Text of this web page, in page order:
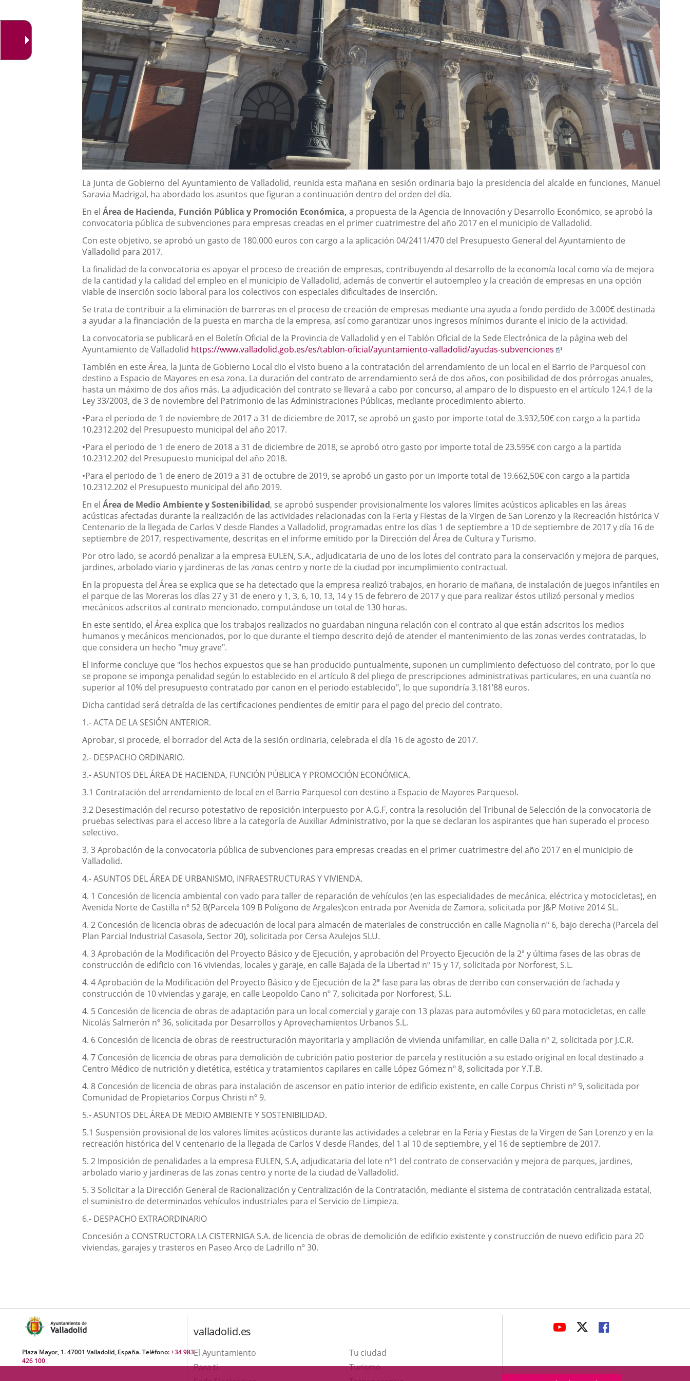
Descripción
La Junta de Gobierno del Ayuntamiento de Valladolid, reunida esta mañana en sesión ordinaria bajo la presidencia del alcalde en funciones, Manuel
Saravia Madrigal, ha abordado los asuntos que figuran a continuación dentro del orden del día.
En elÁrea de Hacienda, Función Pública y Promoción Económica,a propuesta de la Agencia de Innovación y Desarrollo Económico, se aprobó la
convocatoria pública de subvenciones para empresas creadas en el primer cuatrimestre del año 2017 en el municipio de Valladolid.
Con este objetivo, se aprobó un gasto de 180.000 euros con cargo a la aplicación 04/2411/470 del Presupuesto General del Ayuntamiento de
Valladolid para 2017.
La finalidad de la convocatoria es apoyar el proceso de creación de empresas, contribuyendo al desarrollo de la economía local como vía de mejora
de la cantidad y la calidad del empleo en el municipio de Valladolid, además de convertir el autoempleo y la creación de empresas en una opción
viable de inserción socio laboral para los colectivos con especiales dificultades de inserción.
Se trata de contribuir a la eliminación de barreras en el proceso de creación de empresas mediante una ayuda a fondo perdido de 3.000€ destinada
a ayudar a la financiación de la puesta en marcha de la empresa, así como garantizar unos ingresos mínimos durante el inicio de la actividad.
La convocatoria se publicará en el Boletín Oficial de la Provincia de Valladolid y en el Tablón Oficial de la Sede Electrónica de la página web del
Ayuntamiento de Valladolid https://www.valladolid.gob.es/es/tablon-oficial/ayuntamiento-valladolid/ayudas-subvenciones
una
aplicación
externa.
También en este Área, la Junta de Gobierno Local dio el visto bueno a la contratación del arrendamiento de un local en el Barrio de Parquesol con
destino a Espacio de Mayores en esa zona. La duración del contrato de arrendamiento será de dos años, con posibilidad de dos prórrogas anuales,
hasta un máximo de dos años más. La adjudicación del contrato se llevará a cabo por concurso, al amparo de lo dispuesto en el artículo 124.1 de la
Ley 33/2003, de 3 de noviembre del Patrimonio de las Administraciones Públicas, mediante procedimiento abierto.
•Para el periodo de 1 de noviembre de 2017 a 31 de diciembre de 2017, se aprobó un gasto por importe total de 3.932,50€ con cargo a la partida
10.2312.202 del Presupuesto municipal del año 2017.
•Para el periodo de 1 de enero de 2018 a 31 de diciembre de 2018, se aprobó otro gasto por importe total de 23.595€ con cargo a la partida
10.2312.202 del Presupuesto municipal del año 2018.
•Para el periodo de 1 de enero de 2019 a 31 de octubre de 2019, se aprobó un gasto por un importe total de 19.662,50€ con cargo a la partida
10.2312.202 el Presupuesto municipal del año 2019.
En elÁrea de Medio Ambiente y Sostenibilidad, se aprobó suspender provisionalmente los valores límites acústicos aplicables en las áreas
acústicas afectadas durante la realización de las actividades relacionadas con la Feria y Fiestas de la Virgen de San Lorenzo y la Recreación histórica V
Centenario de la llegada de Carlos V desde Flandes a Valladolid, programadas entre los días 1 de septiembre a 10 de septiembre de 2017 y día 16 de
septiembre de 2017, respectivamente, descritas en el informe emitido por la Dirección del Área de Cultura y Turismo.
Por otro lado, se acordó penalizar a la empresa EULEN, S.A., adjudicataria de uno de los lotes del contrato para la conservación y mejora de parques,
jardines, arbolado viario y jardineras de las zonas centro y norte de la ciudad por incumplimiento contractual.
En la propuesta del Área se explica que se ha detectado que la empresa realizó trabajos, en horario de mañana, de instalación de juegos infantiles en
el parque de las Moreras los días 27 y 31 de enero y 1, 3, 6, 10, 13, 14 y 15 de febrero de 2017 y que para realizar éstos utilizó personal y medios
mecánicos adscritos al contrato mencionado, computándose un total de 130 horas.
En este sentido, el Área explica que los trabajos realizados no guardaban ninguna relación con el contrato al que están adscritos los medios
humanos y mecánicos mencionados, por lo que durante el tiempo descrito dejó de atender el mantenimiento de las zonas verdes contratadas, lo
que considera un hecho "muy grave".
El informe concluye que "los hechos expuestos que se han producido puntualmente, suponen un cumplimiento defectuoso del contrato, por lo que
se propone se imponga penalidad según lo establecido en el artículo 8 del pliego de prescripciones administrativas particulares, en una cuantía no
superior al 10% del presupuesto contratado por canon en el periodo establecido", lo que supondría 3.181’88 euros.
Dicha cantidad será detraída de las certificaciones pendientes de emitir para el pago del precio del contrato.
1.- ACTA DE LA SESIÓN ANTERIOR.
Aprobar, si procede, el borrador del Acta de la sesión ordinaria, celebrada el día 16 de agosto de 2017.
2.- DESPACHO ORDINARIO.
3.- ASUNTOS DEL ÁREA DE HACIENDA, FUNCIÓN PÚBLICA Y PROMOCIÓN ECONÓMICA.
3.1 Contratación del arrendamiento de local en el Barrio Parquesol con destino a Espacio de Mayores Parquesol.
3.2 Desestimación del recurso potestativo de reposición interpuesto por A.G.F, contra la resolución del Tribunal de Selección de la convocatoria de
pruebas selectivas para el acceso libre a la categoría de Auxiliar Administrativo, por la que se declaran los aspirantes que han superado el proceso
selectivo.
3. 3 Aprobación de la convocatoria pública de subvenciones para empresas creadas en el primer cuatrimestre del año 2017 en el municipio de
Valladolid.
4.- ASUNTOS DEL ÁREA DE URBANISMO, INFRAESTRUCTURAS Y VIVIENDA.
4. 1 Concesión de licencia ambiental con vado para taller de reparación de vehículos (en las especialidades de mecánica, eléctrica y motocicletas), en
Avenida Norte de Castilla nº 52 B(Parcela 109 B Polígono de Argales)con entrada por Avenida de Zamora, solicitada por J&P Motive 2014 SL.
4. 2 Concesión de licencia obras de adecuación de local para almacén de materiales de construcción en calle Magnolia nº 6, bajo derecha (Parcela del
Plan Parcial Industrial Casasola, Sector 20), solicitada por Cersa Azulejos SLU.
4. 3 Aprobación de la Modificación del Proyecto Básico y de Ejecución, y aprobación del Proyecto Ejecución de la 2ª y última fases de las obras de
construcción de edificio con 16 viviendas, locales y garaje, en calle Bajada de la Libertad nº 15 y 17, solicitada por Norforest, S.L.
4. 4 Aprobación de la Modificación del Proyecto Básico y de Ejecución de la 2ª fase para las obras de derribo con conservación de fachada y
construcción de 10 viviendas y garaje, en calle Leopoldo Cano nº 7, solicitada por Norforest, S.L.
4. 5 Concesión de licencia de obras de adaptación para un local comercial y garaje con 13 plazas para automóviles y 60 para motocicletas, en calle
Nicolás Salmerón nº 36, solicitada por Desarrollos y Aprovechamientos Urbanos S.L.
4. 6 Concesión de licencia de obras de reestructuración mayoritaria y ampliación de vivienda unifamiliar, en calle Dalia nº 2, solicitada por J.C.R.
4. 7 Concesión de licencia de obras para demolición de cubrición patio posterior de parcela y restitución a su estado original en local destinado a
Centro Médico de nutrición y dietética, estética y tratamientos capilares en calle López Gómez nº 8, solicitada por Y.T.B.
4. 8 Concesión de licencia de obras para instalación de ascensor en patio interior de edificio existente, en calle Corpus Christi nº 9, solicitada por
Comunidad de Propietarios Corpus Christi nº 9.
5.- ASUNTOS DEL ÁREA DE MEDIO AMBIENTE Y SOSTENIBILIDAD.
5.1 Suspensión provisional de los valores límites acústicos durante las actividades a celebrar en la Feria y Fiestas de la Virgen de San Lorenzo y en la
recreación histórica del V centenario de la llegada de Carlos V desde Flandes, del 1 al 10 de septiembre, y el 16 de septiembre de 2017.
5. 2 Imposición de penalidades a la empresa EULEN, S.A, adjudicataria del lote nº1 del contrato de conservación y mejora de parques, jardines,
arbolado viario y jardineras de las zonas centro y norte de la ciudad de Valladolid.
5. 3 Solicitar a la Dirección General de Racionalización y Centralización de la Contratación, mediante el sistema de contratación centralizada estatal,
el suministro de determinados vehículos industriales para el Servicio de Limpieza.
6.- DESPACHO EXTRAORDINARIO
Concesión a CONSTRUCTORA LA CISTERNIGA S.A. de licencia de obras de demolición de edificio existente y construcción de nuevo edificio para 20
viviendas, garajes y trasteros en Paseo Arco de Ladrillo nº 30.
Plaza Mayor, 1. 47001 Valladolid, España. Teléfono:+34 983
426 100
valladolid.es
El Ayuntamiento
Tu ciudad
Para ti
TurismoEste
ENLACE
APLICACIÓN
EXTERNA.
ENLACE
APLICACIÓN
EXTERNA.
ENLACE
APLICACIÓN
EXTERNA.